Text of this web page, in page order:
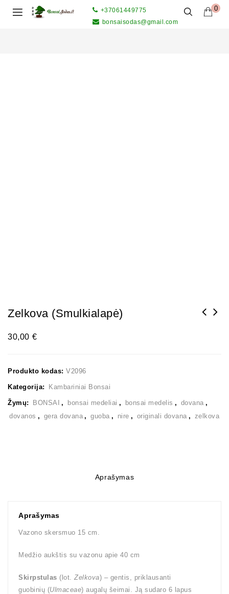
0
+37061449775
bonsaisodas@gmail.com
Zelkova (smulkialapė)
30,00 €
Produkto kodas: V2096
Kategorija: Kambariniai Bonsai
Žymų: BONSAI , bonsai medeliai , bonsai medelis , dovana ,
dovanos , gera dovana , guoba , nire , originali dovana , zelkova
Aprašymas
Aprašymas
Vazono skersmuo 15 cm.
Medžio aukštis su vazonu apie 40 cm
Skirpstulas (lot. Zelkova) – gentis, priklausanti
guobinių (Ulmaceae) augalų šeimai. Ją sudaro 6 lapus